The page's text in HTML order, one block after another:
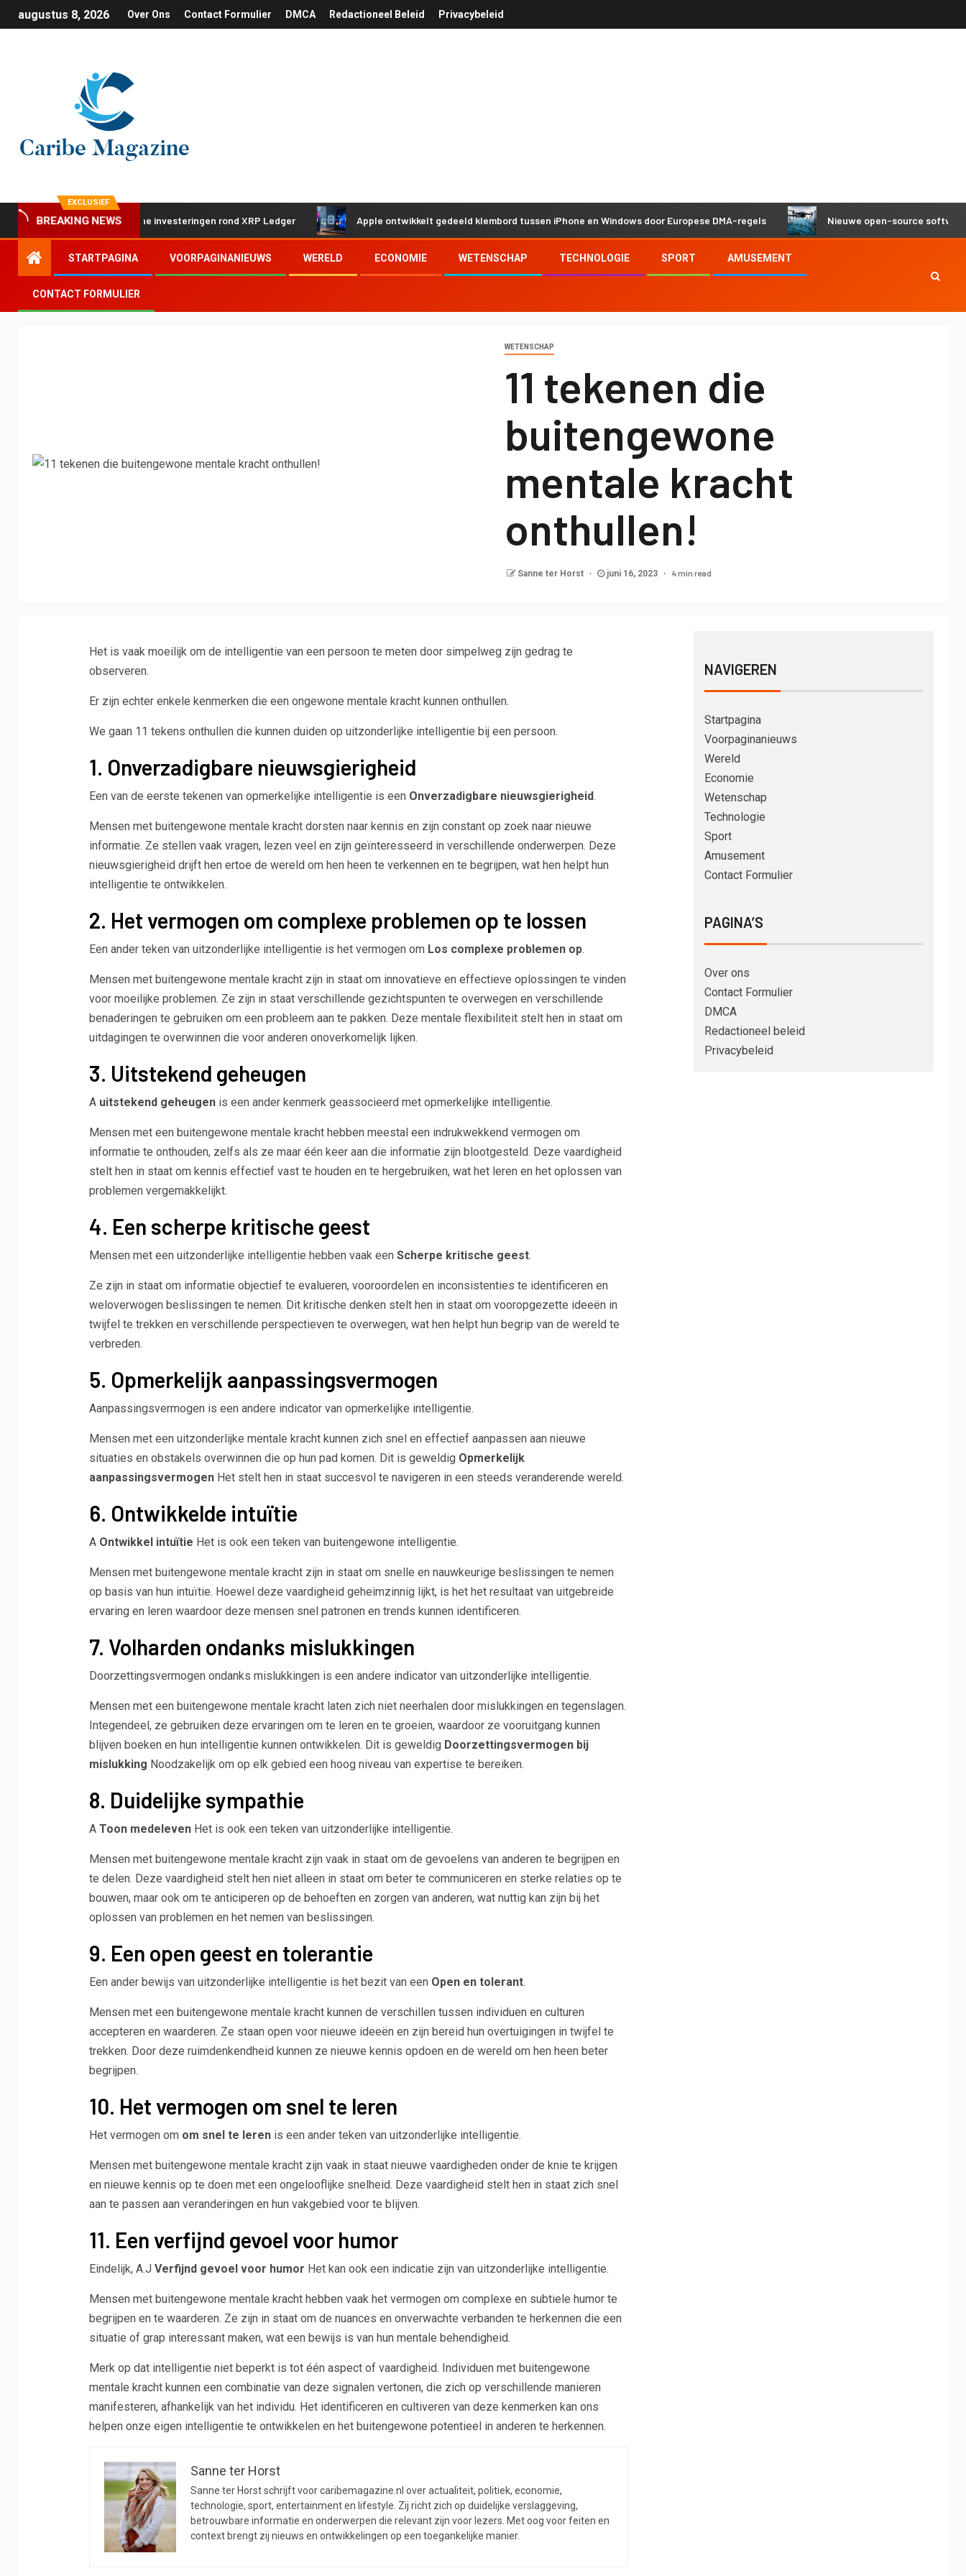
augustus 8, 2026 Over Ons Contact Formulier DMCA Redactioneel Beleid Privacybeleid
EXCLUSIEF
BREAKING NEWS
met twee strategische investeringen rond XRP Ledger Apple ontwikkelt gedeeld klembord tussen iPhone en Windows door Europese DMA-regels Nieuwe open-source software helpt
STARTPAGINA VOORPAGINANIEUWS WERELD ECONOMIE WETENSCHAP TECHNOLOGIE SPORT AMUSEMENT
CONTACT FORMULIER
WETENSCHAP
11 tekenen die
buitengewone
mentale kracht
onthullen!
Sanne ter Horst juni 16, 2023 4 min read
Het is vaak moeilijk om de intelligentie van een persoon te meten door simpelweg zijn gedrag te
observeren.
Er zijn echter enkele kenmerken die een ongewone mentale kracht kunnen onthullen.
We gaan 11 tekens onthullen die kunnen duiden op uitzonderlijke intelligentie bij een persoon.
1. Onverzadigbare nieuwsgierigheid
Een van de eerste tekenen van opmerkelijke intelligentie is een Onverzadigbare nieuwsgierigheid.
Mensen met buitengewone mentale kracht dorsten naar kennis en zijn constant op zoek naar nieuwe
informatie. Ze stellen vaak vragen, lezen veel en zijn geïnteresseerd in verschillende onderwerpen. Deze
nieuwsgierigheid drijft hen ertoe de wereld om hen heen te verkennen en te begrijpen, wat hen helpt hun
intelligentie te ontwikkelen.
2. Het vermogen om complexe problemen op te lossen
Een ander teken van uitzonderlijke intelligentie is het vermogen om Los complexe problemen op.
Mensen met buitengewone mentale kracht zijn in staat om innovatieve en effectieve oplossingen te vinden
voor moeilijke problemen. Ze zijn in staat verschillende gezichtspunten te overwegen en verschillende
benaderingen te gebruiken om een ​​probleem aan te pakken. Deze mentale flexibiliteit stelt hen in staat om
uitdagingen te overwinnen die voor anderen onoverkomelijk lijken.
3. Uitstekend geheugen
A uitstekend geheugenis een ander kenmerk geassocieerd met opmerkelijke intelligentie.
Mensen met een buitengewone mentale kracht hebben meestal een indrukwekkend vermogen om
informatie te onthouden, zelfs als ze maar één keer aan die informatie zijn blootgesteld. Deze vaardigheid
stelt hen in staat om kennis effectief vast te houden en te hergebruiken, wat het leren en het oplossen van
problemen vergemakkelijkt.
4. Een scherpe kritische geest
Mensen met een uitzonderlijke intelligentie hebben vaak een Scherpe kritische geest.
Ze zijn in staat om informatie objectief te evalueren, vooroordelen en inconsistenties te identificeren en
weloverwogen beslissingen te nemen. Dit kritische denken stelt hen in staat om vooropgezette ideeën in
twijfel te trekken en verschillende perspectieven te overwegen, wat hen helpt hun begrip van de wereld te
verbreden.
5. Opmerkelijk aanpassingsvermogen
Aanpassingsvermogen is een andere indicator van opmerkelijke intelligentie.
Mensen met een uitzonderlijke mentale kracht kunnen zich snel en effectief aanpassen aan nieuwe
situaties en obstakels overwinnen die op hun pad komen. Dit is geweldig Opmerkelijk
aanpassingsvermogenHet stelt hen in staat succesvol te navigeren in een steeds veranderende wereld.
6. Ontwikkelde intuïtie
A Ontwikkel intuïtie Het is ook een teken van buitengewone intelligentie.
Mensen met buitengewone mentale kracht zijn in staat om snelle en nauwkeurige beslissingen te nemen
op basis van hun intuïtie. Hoewel deze vaardigheid geheimzinnig lijkt, is het het resultaat van uitgebreide
ervaring en leren waardoor deze mensen snel patronen en trends kunnen identificeren.
7. Volharden ondanks mislukkingen
Doorzettingsvermogen ondanks mislukkingen is een andere indicator van uitzonderlijke intelligentie.
Mensen met een buitengewone mentale kracht laten zich niet neerhalen door mislukkingen en tegenslagen.
Integendeel, ze gebruiken deze ervaringen om te leren en te groeien, waardoor ze vooruitgang kunnen
blijven boeken en hun intelligentie kunnen ontwikkelen. Dit is geweldig Doorzettingsvermogen bij
mislukking Noodzakelijk om op elk gebied een hoog niveau van expertise te bereiken.
8. Duidelijke sympathie
A Toon medelevenHet is ook een teken van uitzonderlijke intelligentie.
Mensen met buitengewone mentale kracht zijn vaak in staat om de gevoelens van anderen te begrijpen en
te delen. Deze vaardigheid stelt hen niet alleen in staat om beter te communiceren en sterke relaties op te
bouwen, maar ook om te anticiperen op de behoeften en zorgen van anderen, wat nuttig kan zijn bij het
oplossen van problemen en het nemen van beslissingen.
9. Een open geest en tolerantie
Een ander bewijs van uitzonderlijke intelligentie is het bezit van een Open en tolerant.
Mensen met een buitengewone mentale kracht kunnen de verschillen tussen individuen en culturen
accepteren en waarderen. Ze staan ​​open voor nieuwe ideeën en zijn bereid hun overtuigingen in twijfel te
trekken. Door deze ruimdenkendheid kunnen ze nieuwe kennis opdoen en de wereld om hen heen beter
begrijpen.
10. Het vermogen om snel te leren
Het vermogen om om snel te lerenis een ander teken van uitzonderlijke intelligentie.
Mensen met buitengewone mentale kracht zijn vaak in staat nieuwe vaardigheden onder de knie te krijgen
en nieuwe kennis op te doen met een ongelooflijke snelheid. Deze vaardigheid stelt hen in staat zich snel
aan te passen aan veranderingen en hun vakgebied voor te blijven.
11. Een verfijnd gevoel voor humor
Eindelijk, A.J Verfijnd gevoel voor humor Het kan ook een indicatie zijn van uitzonderlijke intelligentie.
Mensen met buitengewone mentale kracht hebben vaak het vermogen om complexe en subtiele humor te
begrijpen en te waarderen. Ze zijn in staat om de nuances en onverwachte verbanden te herkennen die een
situatie of grap interessant maken, wat een bewijs is van hun mentale behendigheid.
Merk op dat intelligentie niet beperkt is tot één aspect of vaardigheid. Individuen met buitengewone
mentale kracht kunnen een combinatie van deze signalen vertonen, die zich op verschillende manieren
manifesteren, afhankelijk van het individu. Het identificeren en cultiveren van deze kenmerken kan ons
helpen onze eigen intelligentie te ontwikkelen en het buitengewone potentieel in anderen te herkennen.
Sanne ter Horst
Sanne ter Horst schrijft voor caribemagazine.nl over actualiteit, politiek, economie,
technologie, sport, entertainment en lifestyle. Zij richt zich op duidelijke verslaggeving,
betrouwbare informatie en onderwerpen die relevant zijn voor lezers. Met oog voor feiten en
context brengt zij nieuws en ontwikkelingen op een toegankelijke manier.
NAVIGEREN
Startpagina
Voorpaginanieuws
Wereld
Economie
Wetenschap
Technologie
Sport
Amusement
Contact Formulier
PAGINA’S
Over ons
Contact Formulier
DMCA
Redactioneel beleid
Privacybeleid